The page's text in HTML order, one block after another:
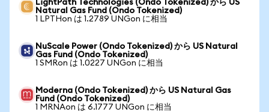
LightPath Technologies (Ondo Tokenized) から US
Natural Gas Fund (Ondo Tokenized)
1 LPTHon は 1.2789 UNGon に相当
NuScale Power (Ondo Tokenized) から US Natural
Gas Fund (Ondo Tokenized)
1 SMRon は 1.0227 UNGon に相当
Moderna (Ondo Tokenized) から US Natural Gas
Fund (Ondo Tokenized)
1 MRNAon は 6.1777 UNGon に相当